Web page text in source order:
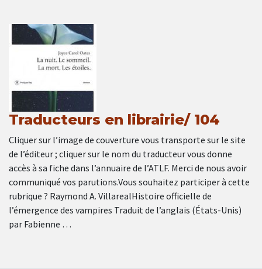
Traducteurs en librairie/ 104
Cliquer sur l’image de couverture vous transporte sur le site
de l’éditeur ; cliquer sur le nom du traducteur vous donne
accès à sa fiche dans l’annuaire de l’ATLF. Merci de nous avoir
communiqué vos parutions.Vous souhaitez participer à cette
rubrique ? Raymond A. VillarealHistoire officielle de
l’émergence des vampires Traduit de l’anglais (États-Unis)
par Fabienne …